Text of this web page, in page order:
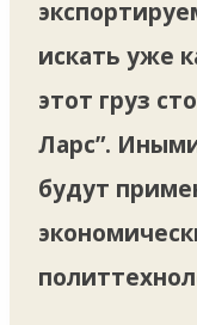
искать уже
этот груз
Ларс”.
будут